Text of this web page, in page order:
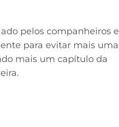
pelos companheiros e
para evitar mais uma
mais um capítulo da